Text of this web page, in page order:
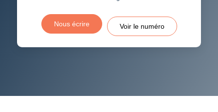
Nous écrire Voir le numéro